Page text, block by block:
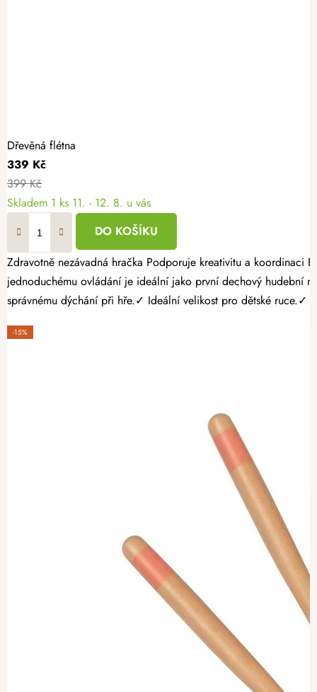
Dřevěná flétna
339 Kč
399 Kč
Skladem 1 ks 11. - 12. 8. u vás
DO KOŠÍKU
Zdravotně nezávadná hračka Podporuje kreativitu a koordinaci Bez ostrých hran a třísek Objevte kouzlo hudby s dřevěnou zobcovou flétnou, která dětem otevírá dveře do světa melodií a rytmu. Díky
jednoduchému ovládání je ideální jako první dechový hudební nástroj pro malé začátečníky. Proč vybrat dětem dřevěnou flétnu? ✓
správnému dýchání při hře.✓ Ideální velikost pro dětské ruce.✓
-15%